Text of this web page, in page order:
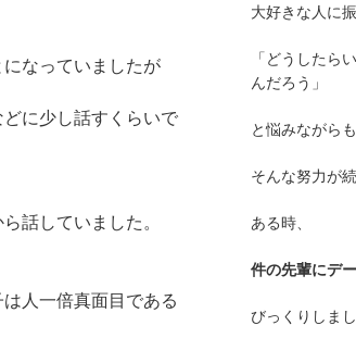
なっていましたが
に少し話すくらいで
話していました。
は人一倍真面目である
大好きな人に
「どうしたら
んだろう」
と悩みながら
そんな努力が
ある時、
件の先輩にデ
びっくりしま